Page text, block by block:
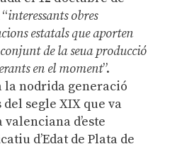
interessants obres
estatals que aporten
de la seua producció
en el moment”.
la nodrida generació
del segle XIX que va
d’este
d’Edat de Plata de